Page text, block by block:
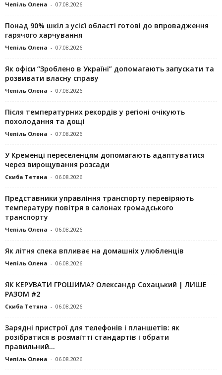
Чепіль Олена - 07.08.2026
Понад 90% шкіл з усієї області готові до впровадження
гарячого харчування
Чепіль Олена - 07.08.2026
Як офіси “Зроблено в Україні” допомагають запускaти та
розвивати власну справу
Чепіль Олена - 07.08.2026
Після температурних рекордів у регіоні очікують
похолодання та дощі
Чепіль Олена - 07.08.2026
У Кременці переселенцям допомагають адаптуватися
через вирощування розсади
Скиба Тетяна - 06.08.2026
Представники управління транспорту перевіряють
температуру повітря в салонах громадського
транспорту
Чепіль Олена - 06.08.2026
Як літня спека впливає на домашніх улюбленців
Чепіль Олена - 06.08.2026
ЯК КЕРУВАТИ ГРОШИМА? Олександр Сохацький | ЛИШЕ
РАЗОМ #2
Скиба Тетяна - 06.08.2026
Зарядні пристрої для телефонів і планшетів: як
розібратися в розмаїтті стандартів і обрати
правильний...
Чепіль Олена - 06.08.2026